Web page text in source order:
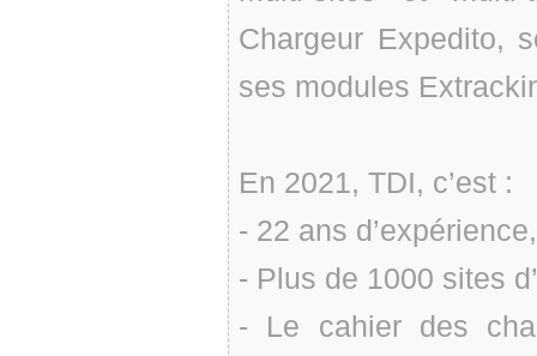
Chargeur Expedito,
ses modules
En 2021, TDI, c’est :
- 22 ans d’expérience,
- Plus de 1000 sites
- Le cahier des